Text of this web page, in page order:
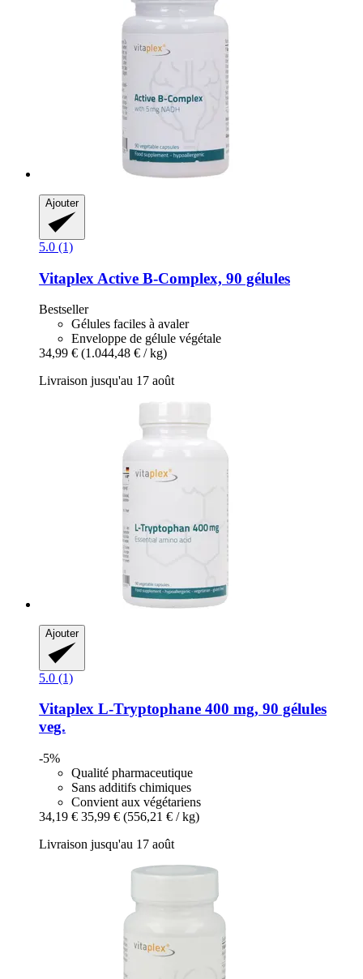
Ajouter
5.0 (1)
Vitaplex Active B-​Complex, 90 gélules
Bestseller
Gélules faciles à avaler
Enveloppe de gélule végétale
34,99 € (1.044,48 € / kg)
Livraison jusqu'au 17 août
Ajouter
5.0 (1)
Vitaplex L-​Tryptophane 400 mg, 90 gélules
veg.
-5%
Qualité pharmaceutique
Sans additifs chimiques
Convient aux végétariens
34,19 € 35,99 € (556,21 € / kg)
Livraison jusqu'au 17 août